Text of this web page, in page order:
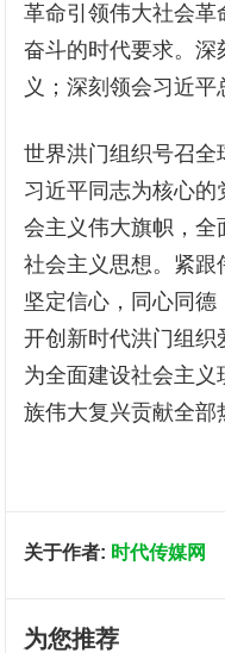
革命引领伟大社会
奋斗的时代要求。
义；深刻领会习近平
世界洪门组织号召全
习近平同志为核心
会主义伟大旗帜，
社会主义思想。紧跟
坚定信心，同心同德
开创新时代洪门组织
为全面建设社会主
族伟大复兴贡献全部
关于作者: 时代传媒网
为您推荐